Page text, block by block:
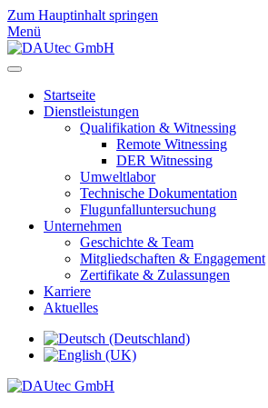
Zum Hauptinhalt springen
Menü
Startseite
Dienstleistungen
Qualifikation & Witnessing
Remote Witnessing
DER Witnessing
Umweltlabor
Technische Dokumentation
Flugunfalluntersuchung
Unternehmen
Geschichte & Team
Mitgliedschaften & Engagement
Zertifikate & Zulassungen
Karriere
Aktuelles